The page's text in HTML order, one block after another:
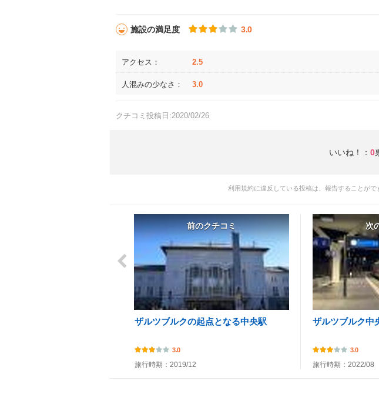
施設の満足度 3.0
アクセス： 2.5
人混みの少なさ： 3.0
クチコミ投稿日:2020/02/26
いいね！： 0
利用規約に違反している投稿は、報告することがで
前のクチコミ
ザルツブルクの起点となる中央駅
3.0
旅行時期：2019/12
次
ザルツブルク中
3.0
旅行時期：2022/08